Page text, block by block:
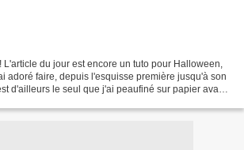
du jour est encore un tuto pour Halloween,
adoré faire, depuis l'esquisse première jusqu'à son
d'ailleurs le seul que j'ai peaufiné sur papier avant